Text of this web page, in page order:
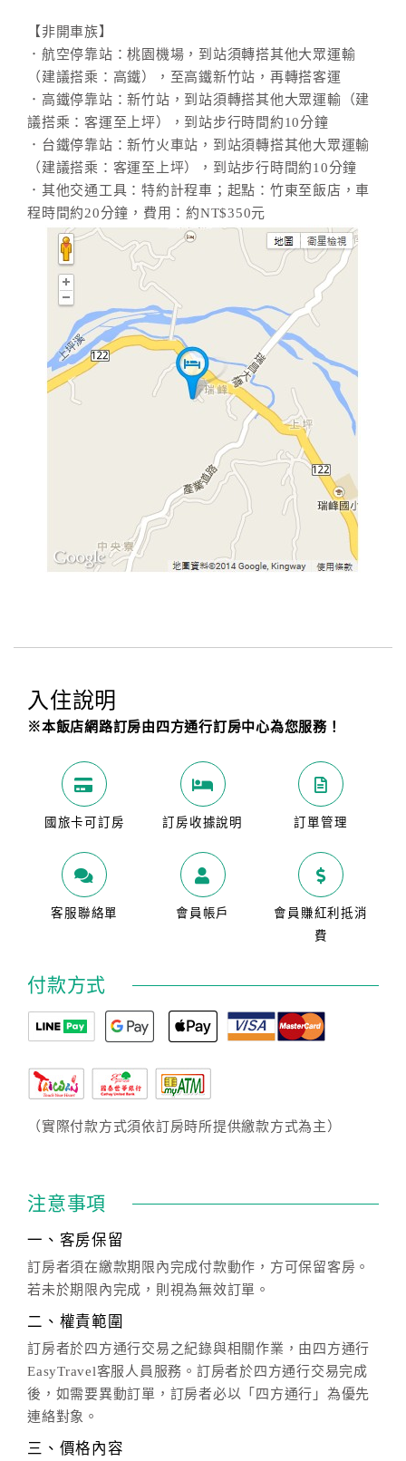
【非開車族】
．航空停靠站：桃園機場，到站須轉搭其他大眾運輸
（建議搭乘：高鐵），至高鐵新竹站，再轉搭客運
．高鐵停靠站：新竹站，到站須轉搭其他大眾運輸（建
議搭乘：客運至上坪），到站步行時間約10分鐘
．台鐵停靠站：新竹火車站，到站須轉搭其他大眾運輸
（建議搭乘：客運至上坪），到站步行時間約10分鐘
．其他交通工具：特約計程車；起點：竹東至飯店，車
程時間約20分鐘，費用：約NT$350元
入住說明
※本飯店網路訂房由四方通行訂房中心為您服務！
國旅卡可訂房 訂房收據說明 訂單管理
客服聯絡單 會員帳戶
會員賺紅利抵消
費
付款方式
（實際付款方式須依訂房時所提供繳款方式為主）
注意事項
一、客房保留
訂房者須在繳款期限內完成付款動作，方可保留客房。
若未於期限內完成，則視為無效訂單。
二、權責範圍
訂房者於四方通行交易之紀錄與相關作業，由四方通行
EasyTravel客服人員服務。訂房者於四方通行交易完成
後，如需要異動訂單，訂房者必以「四方通行」為優先
連絡對象。
三、價格內容